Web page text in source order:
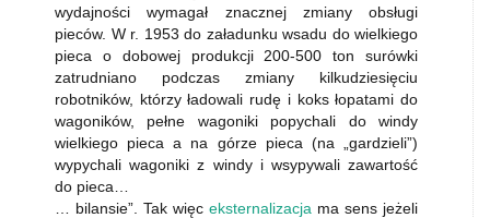
wydajności wymagał znacznej zmiany obsługi
pieców. W r. 1953 do załadunku wsadu do wielkiego
pieca o dobowej produkcji 200-500 ton surówki
zatrudniano podczas zmiany kilkudziesięciu
robotników, którzy ładowali rudę i koks łopatami do
wagoników, pełne wagoniki popychali do windy
wielkiego pieca a na górze pieca (na „gardzieli”)
wypychali wagoniki z windy i wsypywali zawartość
do pieca…
… bilansie”. Tak więc eksternalizacja ma sens jeżeli